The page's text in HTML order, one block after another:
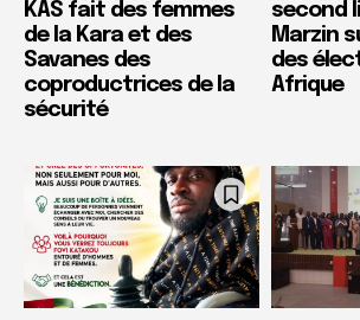
KAS fait des femmes
de la Kara et des
Savanes des
coproductrices de la
sécurité
second
Marzin
des
Afrique